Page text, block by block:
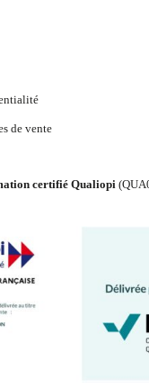
de vente
certifié Qualiopi(